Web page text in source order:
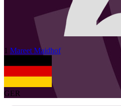
1 Mareet Maidhof
GER